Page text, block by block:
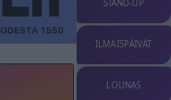
STAND-UP
ILMAISPÄIVÄT
LOUNAS